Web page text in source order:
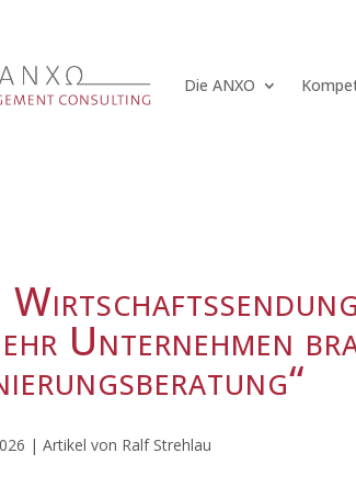
Die ANXO
Unternehmen
| Artikel von Ralf Strehlau